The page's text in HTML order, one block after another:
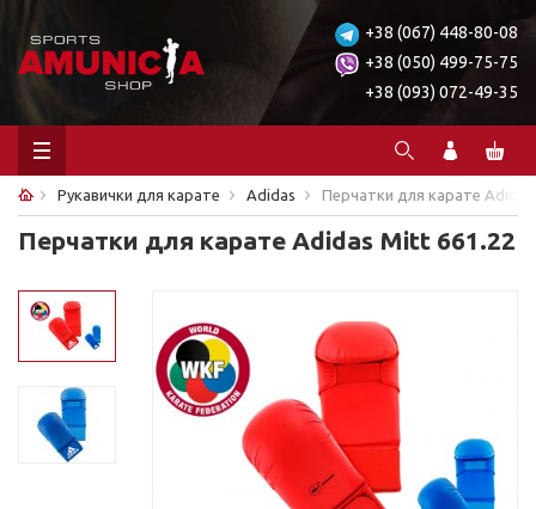
+38 (067) 448-80-08
+38 (050) 499-75-75
+38 (093) 072-49-35
Рукавички для карате Adidas Перчатки для карате
Перчатки для карате Adidas Mitt 661.22